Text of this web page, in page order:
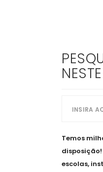
Temos
disposição!
escolas,